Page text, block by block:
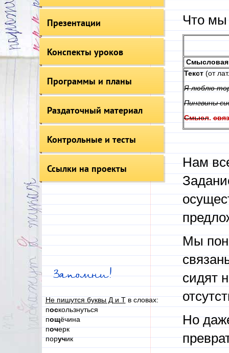
Презентации
Конспекты уроков
Программы и планы
Раздаточный материал
Контрольные и тесты
Ссылки на проекты
Запомни!
Не пишутся буквы Д и Тв словах:
поскользнуться
пощёчина
почерк
поручик
Что мы
Смысловая
Текст(от
Я люблю
Пингвины
Смысл.
Нам
Мы
сидят
Но